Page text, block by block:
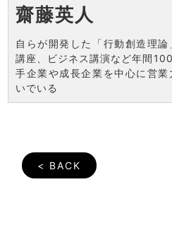
齋藤英人
自らが開発した「行動創造理
講座、ビジネス講演など年間
手企業や成長企業を中心に営
いでいる
< BACK